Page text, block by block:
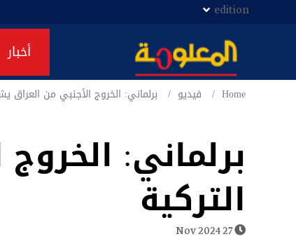
edition
أخبار
Home فيديو برلماني: الخروج الأجنبي من العراق
برلماني:
التركية
27 Nov 2024